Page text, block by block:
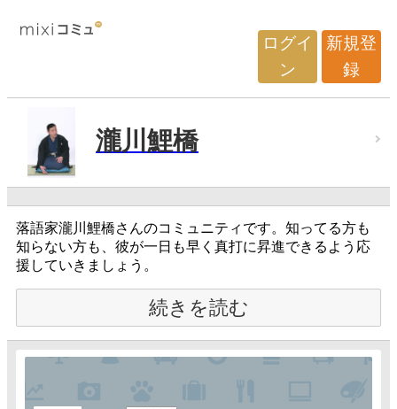
ログイ
ン
新規登
録
瀧川鯉橋
落語家瀧川鯉橋さんのコミュニティです。知ってる方も
知らない方も、彼が一日も早く真打に昇進できるよう応
援していきましょう。
続きを読む